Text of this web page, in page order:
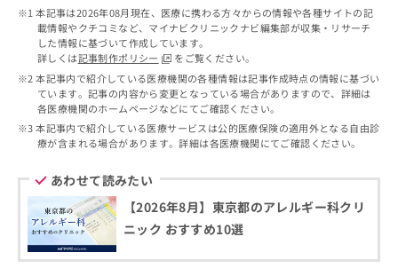
本記事は2026年08月現在、医療に携わる方々からの情報や各種サイトの記
載情報やクチコミなど、マイナビクリニックナビ編集部が収集・リサーチ
した情報に基づいて作成しています。
詳しくは記事制作ポリシー
をご覧ください。
本記事内で紹介している医療機関の各種情報は記事作成時点の情報に基づい
ています。記事の内容から変更となっている場合がありますので、詳細は
各医療機関のホームページなどにてご確認ください。
本記事内で紹介している医療サービスは公的医療保険の適用外となる自由診
療が含まれる場合があります。詳細は各医療機関にてご確認ください。
あわせて読みたい
【2026年8月】東京都のアレルギー科クリ
ニック おすすめ10選
ち
らは
マイ
ナビ
クリ
ニッ
ビサ
への
お問
合せ
フォ
せ
ち
資
求
は
こ
ち
広
稿
問
い
合
わ
せ
お